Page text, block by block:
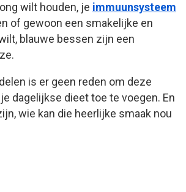
wilt houden, je immuunsysteem
of gewoon een smakelijke en
blauwe bessen zijn een
is er geen reden om deze
dagelijkse dieet toe te voegen. En
wie kan die heerlijke smaak nou